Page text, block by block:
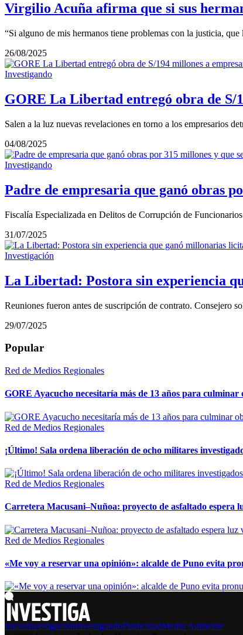
Virgilio Acuña afirma que si sus
“Si alguno de mis hermanos tiene problemas con la justicia,
26/08/2025
Investigando
GORE La Libertad entregó obra de S/
Salen a la luz nuevas revelaciones en torno a los empresarios
04/08/2025
Investigando
Padre de empresaria que ganó obras
Fiscalía Especializada en Delitos de Corrupción de
31/07/2025
Investigación
La Libertad: Postora sin experiencia
Reuniones fueron antes de suscripción de contrato. Consejero
29/07/2025
Popular
Red de Medios Regionales
GORE Ayacucho necesitaría más de 13 años para
Red de Medios Regionales
¡Último! Sala ordena liberación de ocho militares
Red de Medios Regionales
Carretera Macusani–Nuñoa: proyecto de asfaltado espera
Red de Medios Regionales
«Me voy a reservar una opinión»: alcalde de Puno evita
InicioInvestigaciónInvestigandoPublicidadMedio Ambiente